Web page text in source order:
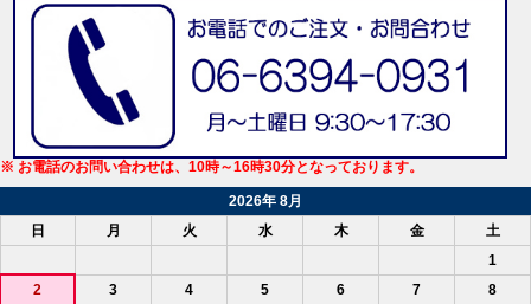
※ お電話のお問い合わせは、10時～16時30分となっております。
2026年 8月
日
月 火 水 木 金
土
1
2
3 4 5 6 7
8